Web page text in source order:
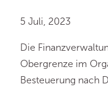
5 Juli, 2023
Die
Obergrenze im
Besteuerung nach